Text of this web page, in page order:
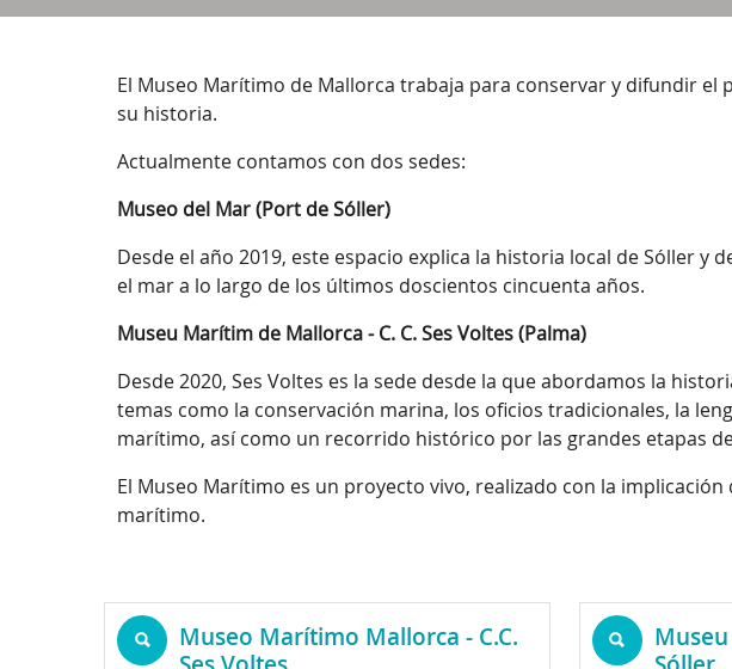
El Museo Marítimo de Mallorca trabaja para conservar y difundir
su historia.
Actualmente contamos con dos sedes:
Museo del Mar (Port de Sóller)
Desde el año 2019, este espacio explica la historia local de Sóller
el mar a lo largo de los últimos doscientos cincuenta años.
Museu Marítim de Mallorca - C. C. Ses Voltes (Palma)
Desde 2020, Ses Voltes es la sede desde la que abordamos la
temas como la conservación marina, los oficios tradicionales, la
marítimo, así como un recorrido histórico por las grandes etapas
El Museo Marítimo es un proyecto vivo, realizado con la
marítimo.
Museo Marítimo Mallorca - C.C.